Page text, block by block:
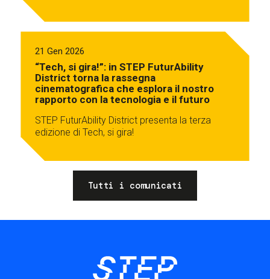
21 Gen 2026
“Tech, si gira!”: in STEP FuturAbility
District torna la rassegna
cinematografica che esplora il nostro
rapporto con la tecnologia e il futuro
STEP FuturAbility District presenta la terza
edizione di Tech, si gira!
Tutti i comunicati